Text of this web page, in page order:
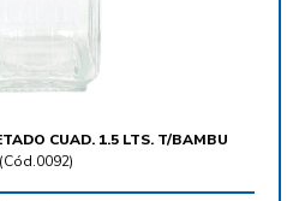
CUAD. 1.5 LTS. T/BAMBU
(Cód.0092)